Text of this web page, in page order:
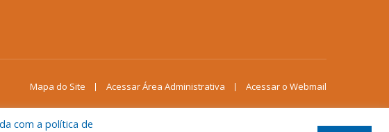
Mapa do Site Acessar Área Administrativa Acessar o Webmail
com a política de